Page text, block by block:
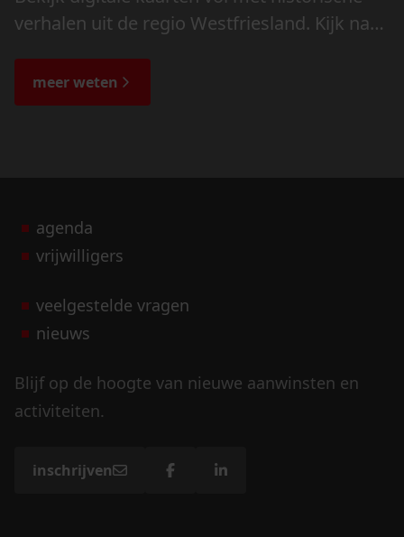
verhalen uit de regio Westfriesland. Kijk naar
de bijzondere verhalen.
meer weten
agenda
vrijwilligers
veelgestelde vragen
nieuws
Blijf op de hoogte van nieuwe aanwinsten en
activiteiten.
inschrijven